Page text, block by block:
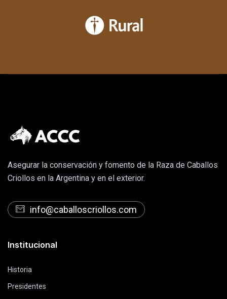
Asegurar la conservación y fomento de la Raza de Caballos
Criollos en la Argentina y en el exterior.
info@caballoscriollos.com
Institucional
Historia
Presidentes